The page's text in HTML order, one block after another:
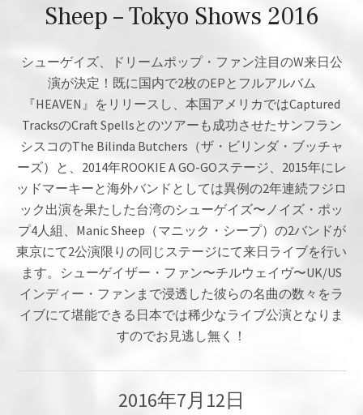
Sheep – Tokyo Shows 2016
シューゲイズ、ドリームポップ・ファン注目のW来日公
演が決定！既に国内で2枚のEPとフルアルバム
『HEAVEN』をリリースし、本国アメリカではCaptured
TracksのCraft Spellsとのツアーも成功させたサンフラン
シスコのThe Bilinda Butchers（ザ・ビリンダ・ブッチャ
ーズ）と、2014年ROOKIE A GO-GOステージ、2015年にレ
ッドマーキーと海外バンドとしては異例の2年連続フジロ
ック出演を果たした台湾のシューゲイズ〜ノイズ・ポッ
プ4人組、Manic Sheep（マニック・シープ）の2バンドが
東京にて2公演限りの同じステージにて来日ライブを行い
ます。シューゲイザー・ファン〜チルウェイヴ〜UK/US
インディー・ファンまで浸透した彼らの名曲の数々をラ
イブにて堪能できる日本では稀少なライブ公演となりま
すのでお見逃し無く！
2016年7月12日